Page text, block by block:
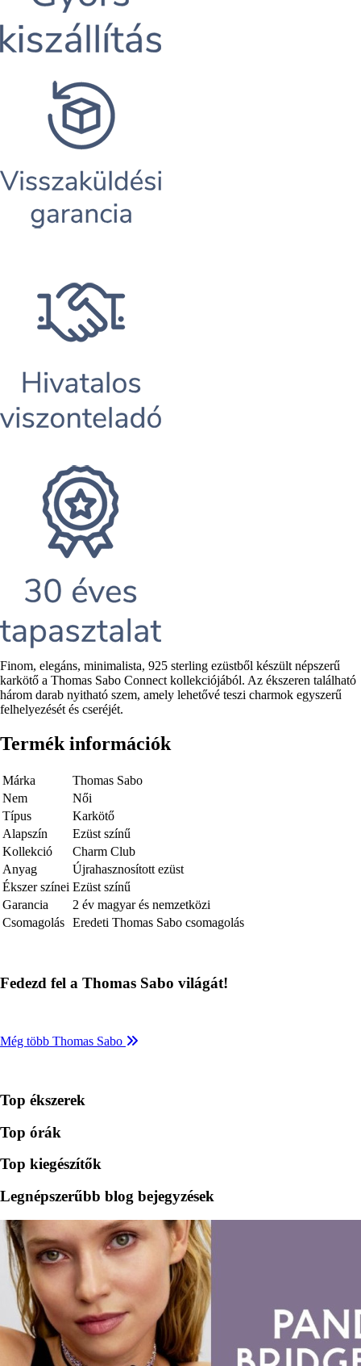
Rövid
leírás
Finom, elegáns, minimalista, 925 sterling ezüstből készült népszerű
karkötő a Thomas Sabo Connect kollekciójából. Az ékszeren található
három darab nyitható szem, amely lehetővé teszi charmok egyszerű
felhelyezését és cseréjét.
Termék információk
Márka
Thomas Sabo
Nem
Női
Típus
Karkötő
Alapszín
Ezüst színű
Kollekció
Charm Club
Anyag
Újrahasznosított ezüst
Ékszer színei Ezüst színű
Garancia
2 év magyar és nemzetközi
Csomagolás Eredeti Thomas Sabo csomagolás
Fedezd fel a Thomas Sabo világát!
Még több Thomas Sabo
Top ékszerek
Top órák
Top kiegészítők
Legnépszerűbb blog bejegyzések